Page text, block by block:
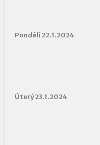
Pondělí 22.1.2024
Úterý 23.1.2024